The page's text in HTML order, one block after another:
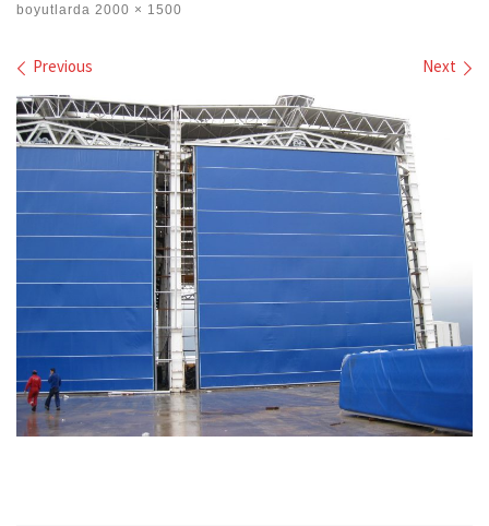
boyutlarda 2000 × 1500
Images navigation
Previous Next